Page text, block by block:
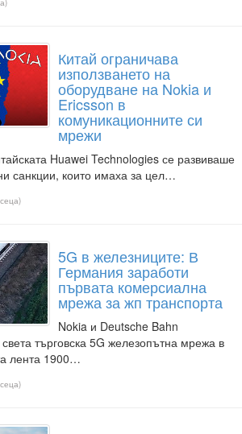
Китай ограничава
използването на
оборудване на Nokia и
Ericsson в
комуникационните си
мрежи
Huawei Technologies се развиваше
санкции, които имаха за цел…
5G в железниците: В
Германия заработи
първата комерсиална
мрежа за жп транспорта
Nokia и Deutsche Bahn
търговска 5G железопътна мрежа в
лента 1900…